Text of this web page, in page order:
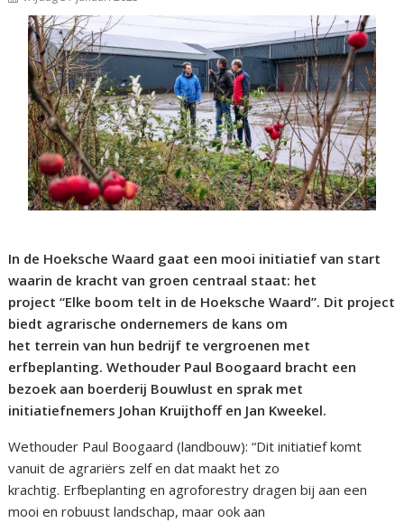
In de Hoeksche Waard gaat een mooi initiatief van start
waarin de kracht van groen centraal staat: het
project “Elke boom telt in de Hoeksche Waard”. Dit project
biedt agrarische ondernemers de kans om
het terrein van hun bedrijf te vergroenen met
erfbeplanting. Wethouder Paul Boogaard bracht een
bezoek aan boerderij Bouwlust en sprak met
initiatiefnemers Johan Kruijthoff en Jan Kweekel.
Wethouder Paul Boogaard (landbouw): “Dit initiatief komt
vanuit de agrariërs zelf en dat maakt het zo
krachtig. Erfbeplanting en agroforestry dragen bij aan een
mooi en robuust landschap, maar ook aan